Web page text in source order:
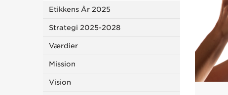
Etikkens År 2025
Strategi 2025-2028
Værdier
Mission
Vision